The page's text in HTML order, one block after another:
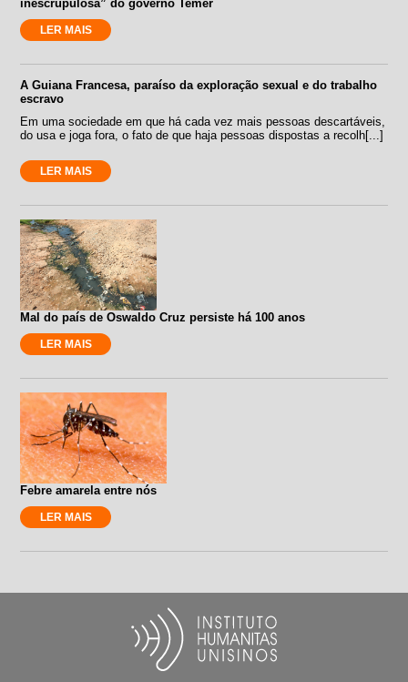
inescrupulosa” do governo Temer
LER MAIS
A Guiana Francesa, paraíso da exploração sexual e do trabalho
escravo
Em uma sociedade em que há cada vez mais pessoas descartáveis,
do usa e joga fora, o fato de que haja pessoas dispostas a recolh[...]
LER MAIS
Mal do país de Oswaldo Cruz persiste há 100 anos
LER MAIS
Febre amarela entre nós
LER MAIS